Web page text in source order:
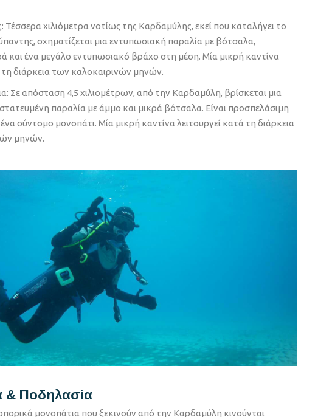
χιλιόμετρα νοτίως της Καρδαμύλης, εκεί που καταλήγει το
σχηματίζεται μια εντυπωσιακή παραλία με βότσαλα,
και ένα μεγάλο εντυπωσιακό βράχο στη μέση. Μία μικρή καντίνα
τη διάρκεια των καλοκαιρινών μηνών.
Σε απόσταση 4,5 χιλιομέτρων, από την Καρδαμύλη, βρίσκεται μια
παραλία με άμμο και μικρά βότσαλα. Είναι προσπελάσιμη
σύντομο μονοπάτι. Μία μικρή καντίνα λειτουργεί κατά τη διάρκεια
μηνών.
& Ποδηλασία
μονοπάτια που ξεκινούν από την Καρδαμύλη κινούνται